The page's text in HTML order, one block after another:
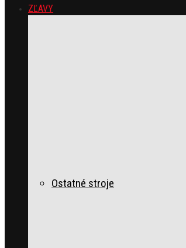
ZĽAVY
Ostatné stroje